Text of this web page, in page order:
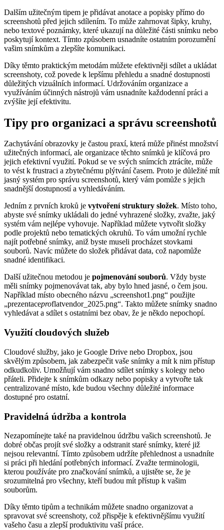
Dalším užitečným tipem je přidávat anotace a popisky přímo do
screenshotů před jejich sdílením. To může zahrnovat šipky, kruhy,
nebo textové poznámky, které ukazují na důležité části snímku nebo
poskytují kontext. Tímto způsobem usnadníte ostatním porozumění
vašim snímkům a zlepšíte komunikaci.
Díky těmto praktickým metodám můžete efektivněji sdílet a ukládat
screenshoty, což povede k lepšímu přehledu a snadné dostupnosti
důležitých vizuálních informací. Udržováním organizace a
využíváním účinných nástrojů vám usnadníte každodenní práci a
zvýšíte její efektivitu.
Tipy pro organizaci a správu screenshotů
Zachytávání obrazovky je častou praxí, která může přinést množství
užitečných informací, ale organizace těchto snímků je klíčová pro
jejich efektivní využití. Pokud se ve svých snímcích ztrácíte, může
to vést k frustraci a zbytečnému plýtvání časem. Proto je důležité mít
jasný systém pro správu screenshotů, který vám pomůže s jejich
snadnější dostupností a vyhledáváním.
Jedním z prvních kroků je vytvoření struktury složek. Místo toho,
abyste své snímky ukládali do jedné vyhrazené složky, zvažte, jaký
systém vám nejlépe vyhovuje. Například můžete vytvořit složky
podle projektů nebo tematických okruhů. To vám umožní rychle
najít potřebné snímky, aniž byste museli procházet stovkami
souborů. Navíc můžete do složek přidávat data, což napomůže
snadné identifikaci.
Další užitečnou metodou je pojmenování souborů. Vždy byste
měli snímky pojmenovávat tak, aby bylo hned jasné, o čem jsou.
Například místo obecného názvu „screenshot1.png“ použijte
„prezentaceproflatvendor_2025.png“. Takto můžete snímky snadno
vyhledávat a sdílet s ostatními bez obav, že je někdo nepochopí.
Využití cloudových služeb
Cloudové služby, jako je Google Drive nebo Dropbox, jsou
skvělým způsobem, jak zabezpečit vaše snímky a mít k nim přístup
odkudkoliv. Umožňují vám snadno sdílet snímky s kolegy nebo
přáteli. Přidejte k snímkům odkazy nebo popisky a vytvořte tak
centralizované místo, kde budou všechny důležité informace
dostupné pro ostatní.
Pravidelná údržba a kontrola
Nezapomínejte také na pravidelnou údržbu vašich screenshotů. Je
dobré občas projít své složky a odstranit staré snímky, které již
nejsou relevantní. Tímto způsobem udržíte přehlednost a usnadníte
si práci při hledání potřebných informací. Zvažte terminologii,
kterou používáte pro značkování snímků, a ujistěte se, že je
srozumitelná pro všechny, kteří budou mít přístup k vašim
souborům.
Díky těmto tipům a technikám můžete snadno organizovat a
spravovat své screenshoty, což přispěje k efektivnějšímu využití
vašeho času a zlepší produktivitu vaší práce.